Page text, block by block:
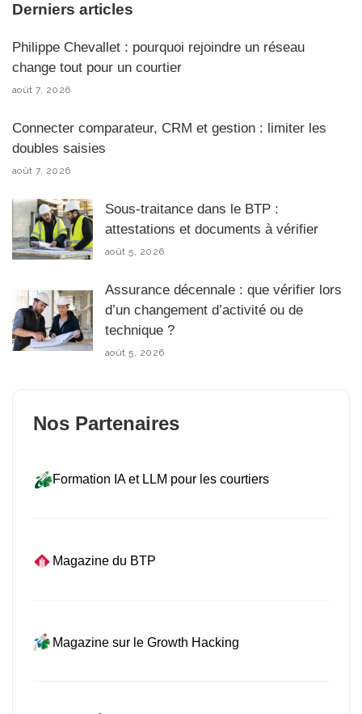
Derniers articles
Philippe Chevallet : pourquoi rejoindre un réseau
change tout pour un courtier
août 7, 2026
Connecter comparateur, CRM et gestion : limiter les
doubles saisies
août 7, 2026
Sous-traitance dans le BTP :
attestations et documents à vérifier
août 5, 2026
Assurance décennale : que vérifier lors
d’un changement d’activité ou de
technique ?
août 5, 2026
Nos Partenaires
Formation IA et LLM pour les courtiers
Magazine du BTP
Magazine sur le Growth Hacking